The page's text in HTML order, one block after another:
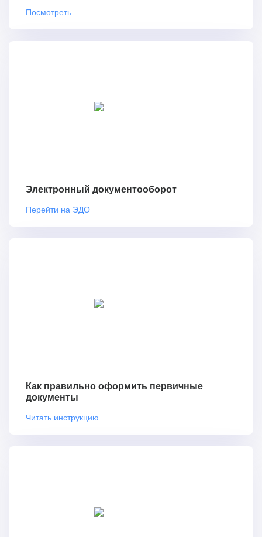
Посмотреть
Электронный документооборот
Перейти на ЭДО
Как правильно оформить первичные
документы
Читать инструкцию